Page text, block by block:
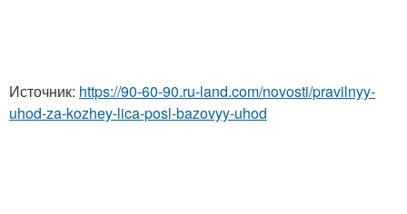
Источник: https://90-60-90.ru-land.com/novosti/pravilnyy-
uhod-za-kozhey-lica-posl-bazovyy-uhod